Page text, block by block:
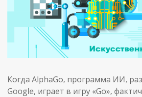
Когда AlphaGo, программа ИИ,
Google, играет в игру «Go»,